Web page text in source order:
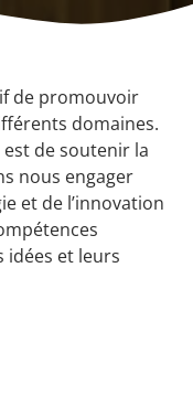
de promouvoir
domaines.
de soutenir la
nous engager
et de l’innovation
idées et leurs